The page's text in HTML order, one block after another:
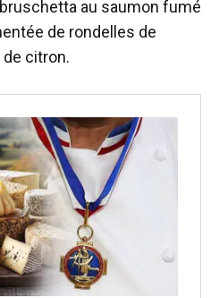
au saumon fumé
de rondelles de
citron.